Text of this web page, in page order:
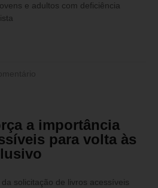
e adultos com deficiência
a importância
para volta às
solicitação de livros acessíveis